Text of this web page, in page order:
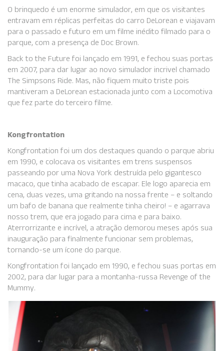
O brinquedo é um enorme simulador, em que os visitantes
entravam em réplicas perfeitas do carro DeLorean e viajavam
para o passado e futuro em um filme inédito filmado para o
parque, com a presença de Doc Brown.
Back to the Future foi lançado em 1991, e fechou suas portas
em 2007, para dar lugar ao novo simulador incrivel chamado
The Simpsons Ride. Mas, não fiquem muito triste pois
mantiveram a DeLorean estacionada junto com a Locomotiva
que fez parte do terceiro filme.
Kongfrontation
Kongfrontation foi um dos destaques quando o parque abriu
em 1990, e colocava os visitantes em trens suspensos
passeando por uma Nova York destruída pelo gigantesco
macaco, que tinha acabado de escapar. Ele logo aparecia em
cena, duas vezes, uma gritando na nossa frente – e soltando
um bafo de banana que realmente tinha cheiro! – e agarrava
nosso trem, que era jogado para cima e para baixo.
Aterrorrizante e incrível, a atração demorou meses após sua
inauguração para finalmente funcionar sem problemas,
tornando-se um ícone do parque.
Kongfrontation foi lançado em 1990, e fechou suas portas em
2002, para dar lugar para a montanha-russa Revenge of the
Mummy.